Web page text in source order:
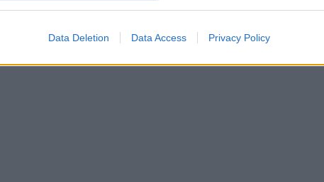
Data Deletion Data Access Privacy Policy